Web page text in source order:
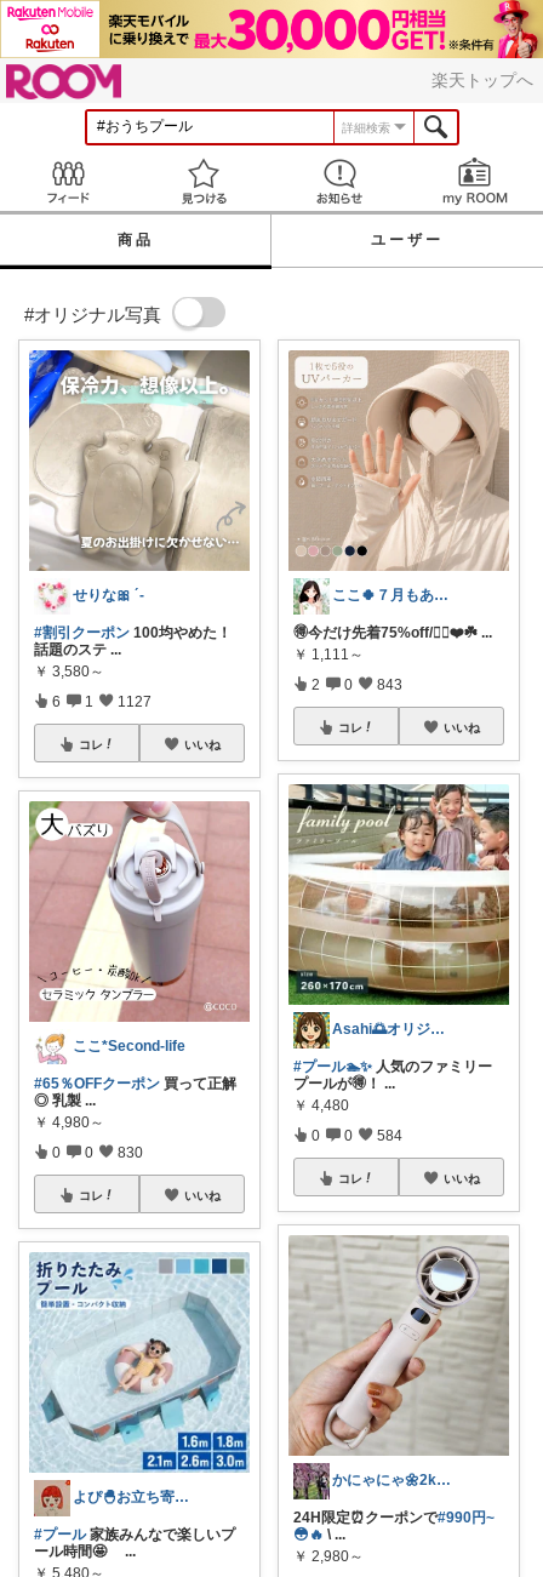
楽天トップへ
詳細検索
見つける お知らせ
商品 ユーザー
#オリジナル写真
せりな🎀 ´-
#割引クーポン 100均やめた！
話題のステ ...
￥ 3,580～
6 1 1127
コレ いいね
ここ*Second-life
#65％OFFクーポン 買って正解
◎ 乳製 ...
￥ 4,980～
0 0 830
コレ いいね
よぴ🐣お立ち寄り感謝♡
#プール家族みんなで楽しいプ
ール時間🤩
...
￥ 5,480～
ここ🍀７月もありがとう🍀
🉐今だけ先着75%off/❤️‍🔥❤️☘️ ...
￥ 1,111～
2 0 843
コレ いいね
Asahi🌅オリジナル写真多数📸✨
#プール🏊✨ 人気のファミリー
プールが🉐！ ...
￥ 4,480
0 0 584
コレ いいね
かにゃにゃ🌼2kids mama
24H限定⏰クーポンで#990円~
😳🔥 \ ...
￥ 2,980～